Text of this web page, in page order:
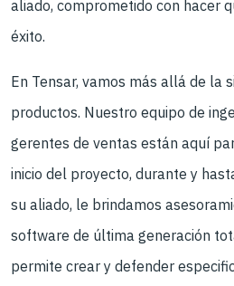
aliado, comprometido con hacer
éxito.
En Tensar, vamos más allá de la
productos. Nuestro equipo de
gerentes de ventas están aquí
inicio del proyecto, durante y
su aliado, le brindamos
software de última generación
permite crear y defender